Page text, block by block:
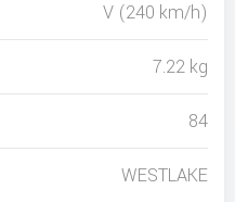
V (240 km/h)
7.22 kg
84
WESTLAKE